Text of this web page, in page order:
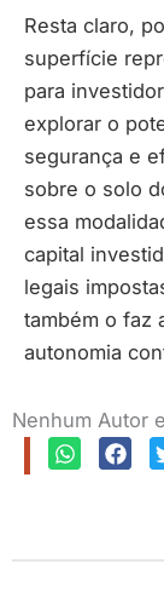
Resta claro,
superfície
para
explorar o
segurança e
sobre o solo
essa
capital
legais
também o faz
autonomia
Nenhum Autor